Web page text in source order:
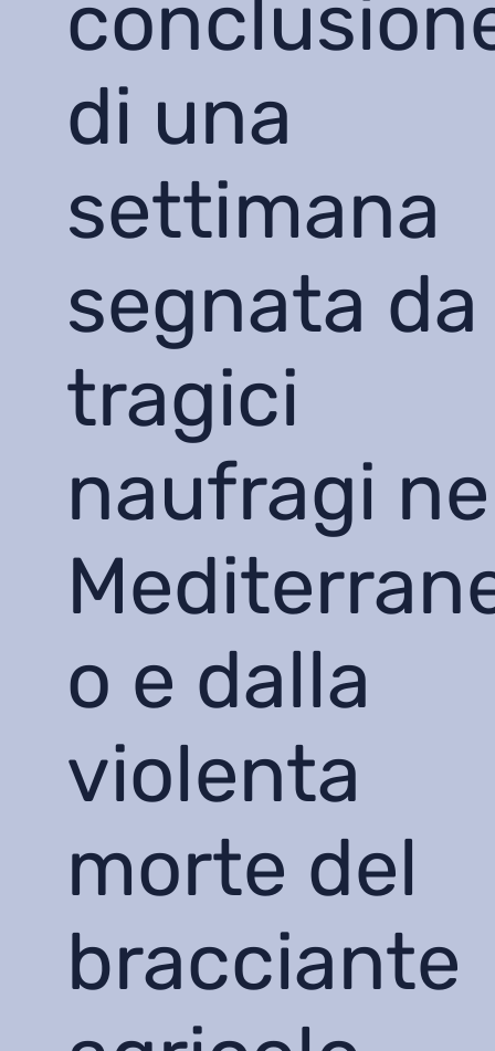
di una
settimana
segnata da
tragici
naufragi
o e dalla
violenta
morte del
bracciante